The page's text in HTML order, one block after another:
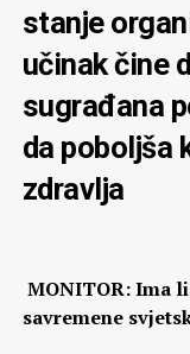
stanje
učinak čine
sugrađana
da poboljša
zdravlja
MONITOR: Ima
savremene